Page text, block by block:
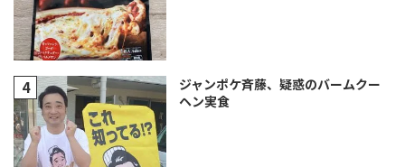
ジャンポケ斉藤、疑惑のバームクー
ヘン実食